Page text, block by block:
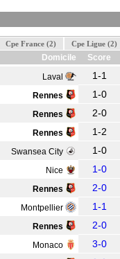
Cpe France (2) Cpe Ligue (2)
Domicile
Score
Laval 1-1
Rennes 1-0
Rennes 2-0
Rennes 1-2
Swansea City 1-0
Nice 1-0
Rennes 2-0
Montpellier 1-1
Rennes 2-0
Monaco 3-0